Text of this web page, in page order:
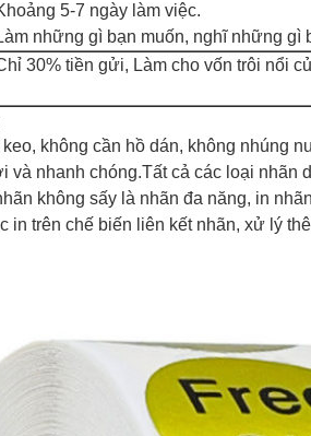
5-7 ngày làm việc.
những gì bạn muốn, nghĩ những gì
30% tiền gửi, Làm cho vốn trôi nổi
không cần hồ dán, không nhúng
và nhanh chóng.Tất cả các loại
không sấy là nhãn đa năng, in
trên chế biến liên kết nhãn, xử lý